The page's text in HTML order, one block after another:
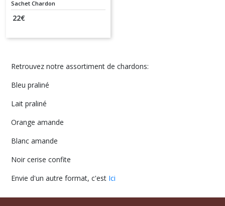
Sachet Chardon
22€
Retrouvez notre assortiment de chardons:
Bleu praliné
Lait praliné
Orange amande
Blanc amande
Noir cerise confite
Envie d'un autre format, c'est Ici